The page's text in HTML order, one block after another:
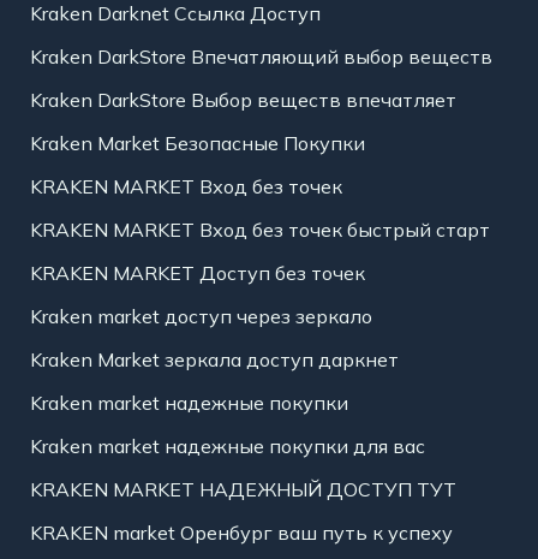
Kraken Darknet Ссылка Доступ
Kraken DarkStore Впечатляющий выбор веществ
Kraken DarkStore Выбор веществ впечатляет
Kraken Market Безопасные Покупки
KRAKEN MARKET Вход без точек
KRAKEN MARKET Вход без точек быстрый старт
KRAKEN MARKET Доступ без точек
Kraken market доступ через зеркало
Kraken Market зеркала доступ даркнет
Kraken market надежные покупки
Kraken market надежные покупки для вас
KRAKEN MARKET НАДЕЖНЫЙ ДОСТУП ТУТ
KRAKEN market Оренбург ваш путь к успеху